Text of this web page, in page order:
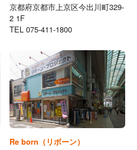
京都府京都市上京区今出川町329-
2 1F
TEL 075-411-1800
Re born（リボーン）